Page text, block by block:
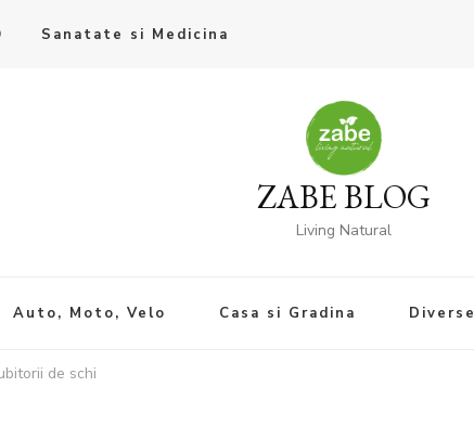
Sanatate si Medicina
ZABE BLOG
Living Natural
Auto, Moto, Velo Casa si Gradina Diverse
de schi